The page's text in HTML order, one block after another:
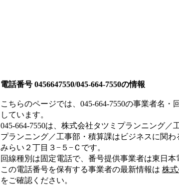
電話番号 0456647550/045-664-7550の情報
こちらのページでは、 045-664-7550の事業者名・
しています。
045-664-7550は、 株式会社タツミプランニング／
プランニング／工事部・積算課は ビジネスに関わ
みらい２丁目３−５−Ｃ です。
回線種別は固定電話で、番号提供事業者は東日本
この電話番号を保有する事業者の最新情報は 株
をご確認ください。